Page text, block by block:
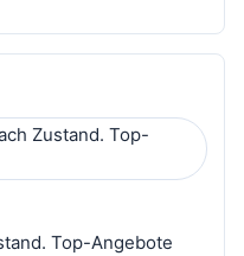
Zustand. Top-
Top-Angebote